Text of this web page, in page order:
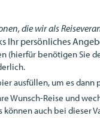
die wir als
persönliches
(hierfür benötigen Sie
ausfüllen, um es dann
Wunsch-Reise und
auch bei dieser